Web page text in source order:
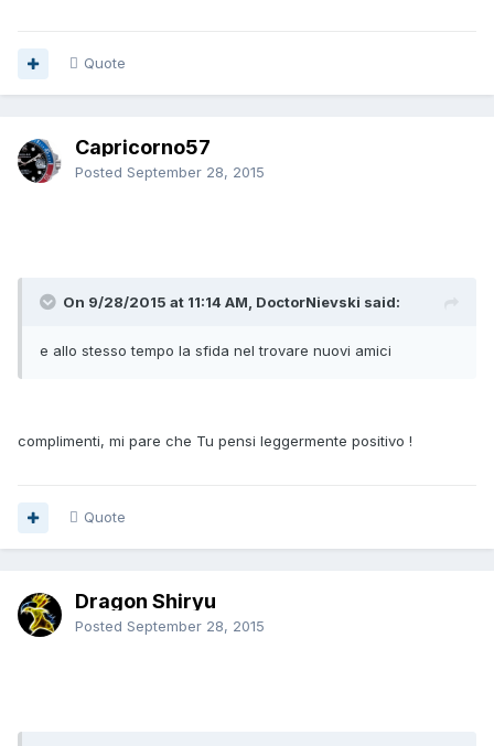
Quote
Capricorno57
Posted September 28, 2015
On 9/28/2015 at 11:14 AM, DoctorNievski said:
e allo stesso tempo la sfida nel trovare nuovi amici
complimenti, mi pare che Tu pensi leggermente positivo !
Quote
Dragon Shiryu
Posted September 28, 2015